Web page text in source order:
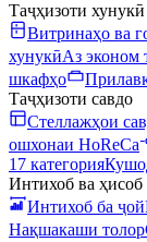
Таҷҳизоти хунукӣ
Витринаҳо ва
хунукӣАз эконом
шкафҳо
Таҷҳизоти савдо
Стеллажҳои
ошхонаи HoReCa
17 категория
Интихоб ва ҳисоб
Интихоб ба ҷой
Нақшакаши толор